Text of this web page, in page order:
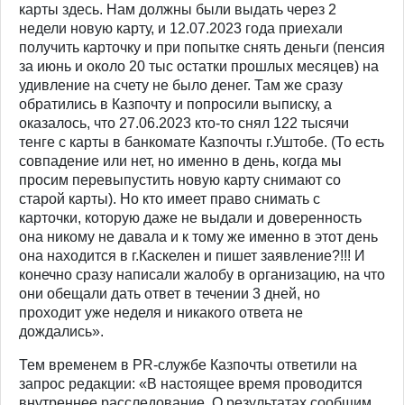
карты здесь. Нам должны были выдать через 2
недели новую карту, и 12.07.2023 года приехали
получить карточку и при попытке снять деньги (пенсия
за июнь и около 20 тыс остатки прошлых месяцев) на
удивление на счету не было денег. Там же сразу
обратились в Казпочту и попросили выписку, а
оказалось, что 27.06.2023 кто-то снял 122 тысячи
тенге с карты в банкомате Казпочты г.Уштобе. (То есть
совпадение или нет, но именно в день, когда мы
просим перевыпустить новую карту снимают со
старой карты). Но кто имеет право снимать с
карточки, которую даже не выдали и доверенность
она никому не давала и к тому же именно в этот день
она находится в г.Каскелен и пишет заявление?!!! И
конечно сразу написали жалобу в организацию, на что
они обещали дать ответ в течении 3 дней, но
проходит уже неделя и никакого ответа не
дождались».
Тем временем в PR-службе Казпочты ответили на
запрос редакции: «В настоящее время проводится